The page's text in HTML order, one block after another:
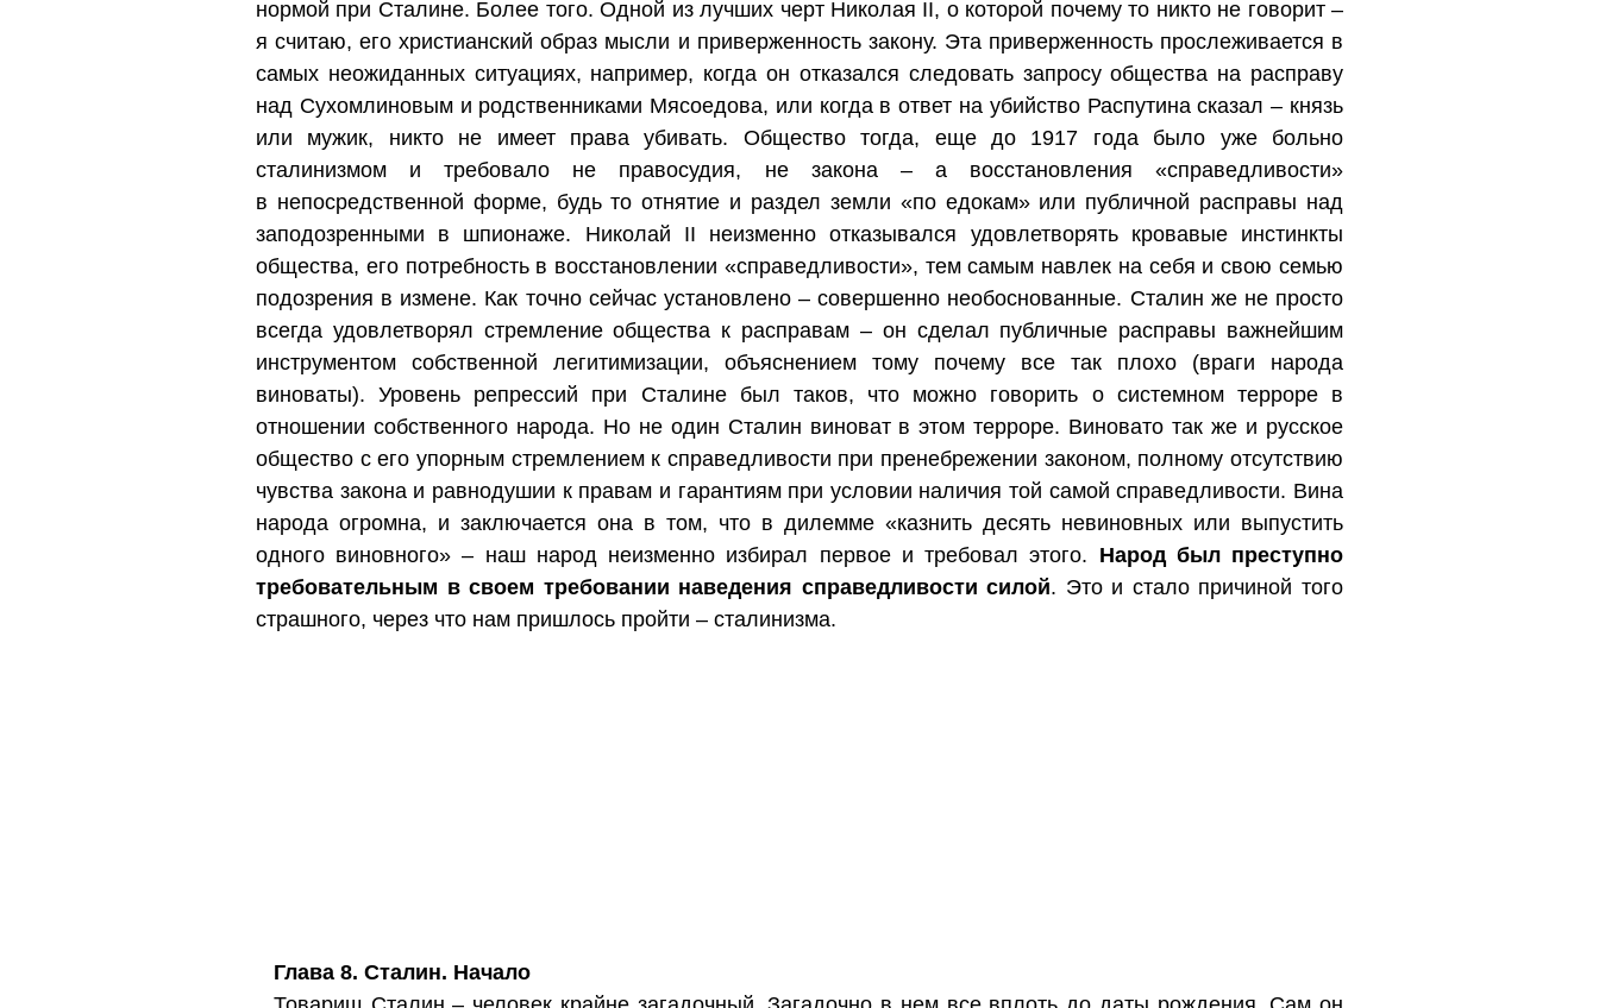
нормой при Сталине. Более того. Одной из лучших черт Николая II, о которой почему то никто не говорит –
я считаю, его христианский образ мысли и приверженность закону. Эта приверженность прослеживается в
самых неожиданных ситуациях, например, когда он отказался следовать запросу общества на расправу
над Сухомлиновым и родственниками Мясоедова, или когда в ответ на убийство Распутина сказал – князь
или мужик, никто не имеет права убивать. Общество тогда, еще до 1917 года было уже больно
сталинизмом и требовало не правосудия, не закона – а восстановления «справедливости»
в непосредственной форме, будь то отнятие и раздел земли «по едокам» или публичной расправы над
заподозренными в шпионаже. Николай II неизменно отказывался удовлетворять кровавые инстинкты
общества, его потребность в восстановлении «справедливости», тем самым навлек на себя и свою семью
подозрения в измене. Как точно сейчас установлено – совершенно необоснованные. Сталин же не просто
всегда удовлетворял стремление общества к расправам – он сделал публичные расправы важнейшим
инструментом собственной легитимизации, объяснением тому почему все так плохо (враги народа
виноваты). Уровень репрессий при Сталине был таков, что можно говорить о системном терроре в
отношении собственного народа. Но не один Сталин виноват в этом терроре. Виновато так же и русское
общество с его упорным стремлением к справедливости при пренебрежении законом, полному отсутствию
чувства закона и равнодушии к правам и гарантиям при условии наличия той самой справедливости. Вина
народа огромна, и заключается она в том, что в дилемме «казнить десять невиновных или выпустить
одного виновного» – наш народ неизменно избирал первое и требовал этого. Народ был преступно
требовательным в своем требовании наведения справедливости силой. Это и стало причиной того
страшного, через что нам пришлось пройти – сталинизма.
Глава 8. Сталин. Начало